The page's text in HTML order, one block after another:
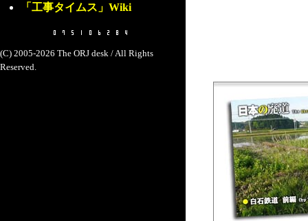
「工事タイムス」Wiki
(C) 2005-2026 The ORJ desk / All Rights
Reserved.